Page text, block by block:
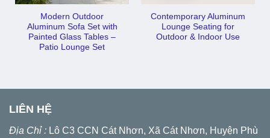
Modern Outdoor
Aluminum Sofa Set with
Painted Glass Tables –
Patio Lounge Set
Contemporary Aluminum
Lounge Seating for
Outdoor & Indoor Use
LIÊN HỆ
Địa Chỉ : Lô C3 CCN Cát Nhơn, Xã Cát Nhơn, Huyện Phù